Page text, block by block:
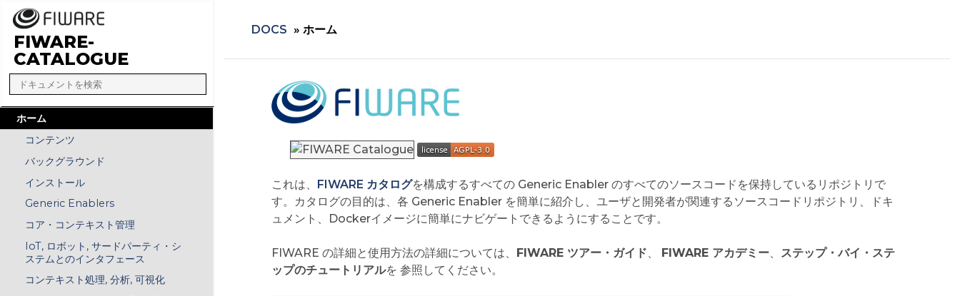
FIWARE-
CATALOGUE
ホーム
コンテンツ
バックグラウンド
インストール
Generic Enablers
コア・コンテキスト管理
IoT, ロボット, サードパーティ・シ
ステムとのインタフェース
コンテキスト処理, 分析, 可視化
DOCS » ホーム
これは、 FIWARE カタログを構成するすべての Generic Enabler のすべてのソースコードを保持しているリポジトリで
す。カタログの目的は、各 Generic Enabler を簡単に紹介し、ユーザと開発者が関連するソースコードリポジトリ、ドキ
ュメント、Dockerイメージに簡単にナビゲートできるようにすることです。
FIWARE の詳細と使用方法の詳細については、 FIWARE ツアー・ガイド、 FIWARE アカデミー、 ステップ・バイ・ステ
ップのチュートリアルを 参照してください。